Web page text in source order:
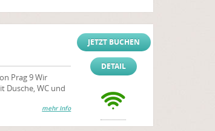
Prag 9 Wir
Dusche, WC und
mehr Info
JETZT BUCHEN
DETAIL